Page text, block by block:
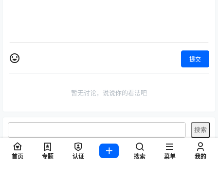
提交
暂无讨论，说说你的看法吧
标签
首页 专题 认证 搜索 菜单 我的